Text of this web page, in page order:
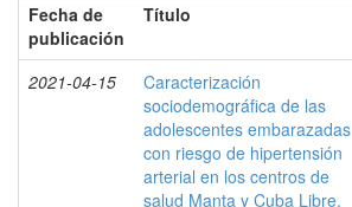
Fecha de
publicación
Título
2021-04-15
Caracterización
sociodemográfica de las
adolescentes embarazadas
con riesgo de hipertensión
arterial en los centros de
salud Manta y Cuba Libre.